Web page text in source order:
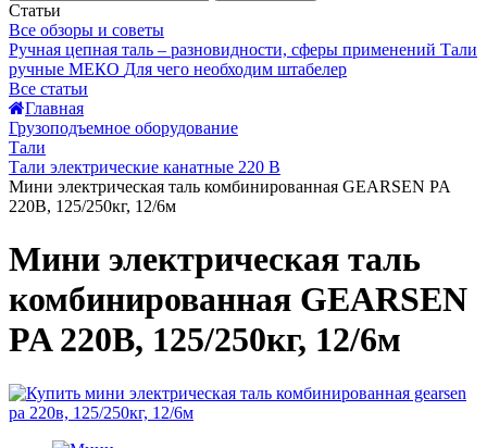
Статьи
Все обзоры и советы
Ручная цепная таль – разновидности, сферы применений Тали
ручные МЕКО Для чего необходим штабелер
Все статьи
Главная
Грузоподъемное оборудование
Тали
Тали электрические канатные 220 В
Мини электрическая таль комбинированная GEARSEN PA
220В, 125/250кг, 12/6м
Мини электрическая таль
комбинированная GEARSEN
PA 220В, 125/250кг, 12/6м